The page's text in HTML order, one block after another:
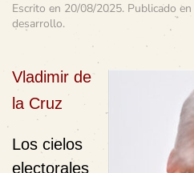
Escrito en 20/08/2025. Publicado en
desarrollo.
Vladimir de
la Cruz
Los cielos
electorales